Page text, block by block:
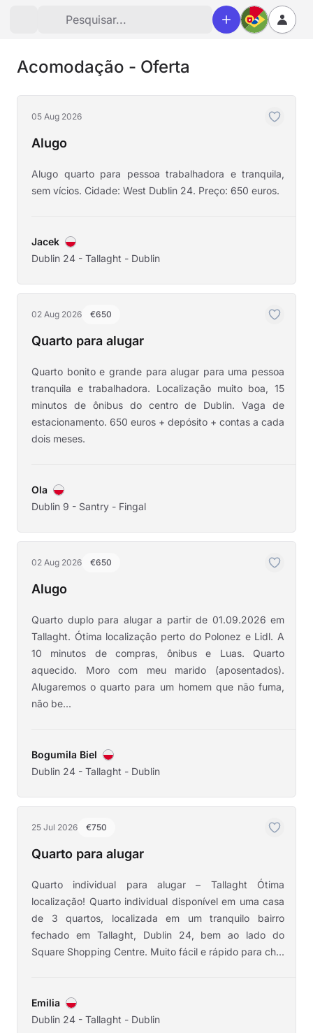
Acomodação - Oferta
05 Aug 2026
Alugo
Alugo quarto para pessoa trabalhadora e tranquila,
sem vícios. Cidade: West Dublin 24. Preço: 650 euros.
Jacek
Dublin 24 - Tallaght - Dublin
02 Aug 2026 €650
Quarto para alugar
Quarto bonito e grande para alugar para uma pessoa
tranquila e trabalhadora. Localização muito boa, 15
minutos de ônibus do centro de Dublin. Vaga de
estacionamento. 650 euros + depósito + contas a cada
dois meses.
Ola
Dublin 9 - Santry - Fingal
02 Aug 2026 €650
Alugo
Quarto duplo para alugar a partir de 01.09.2026 em
Tallaght. Ótima localização perto do Polonez e Lidl. A
10 minutos de compras, ônibus e Luas. Quarto
aquecido. Moro com meu marido (aposentados).
Alugaremos o quarto para um homem que não fuma,
não be...
Bogumila Biel
Dublin 24 - Tallaght - Dublin
25 Jul 2026 €750
Quarto para alugar
Quarto individual para alugar – Tallaght Ótima
localização! Quarto individual disponível em uma casa
de 3 quartos, localizada em um tranquilo bairro
fechado em Tallaght, Dublin 24, bem ao lado do
Square Shopping Centre. Muito fácil e rápido para ch...
Emilia
Dublin 24 - Tallaght - Dublin